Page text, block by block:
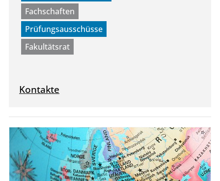
Fachschaften
Prüfungsausschüsse
Fakultätsrat
Kontakte